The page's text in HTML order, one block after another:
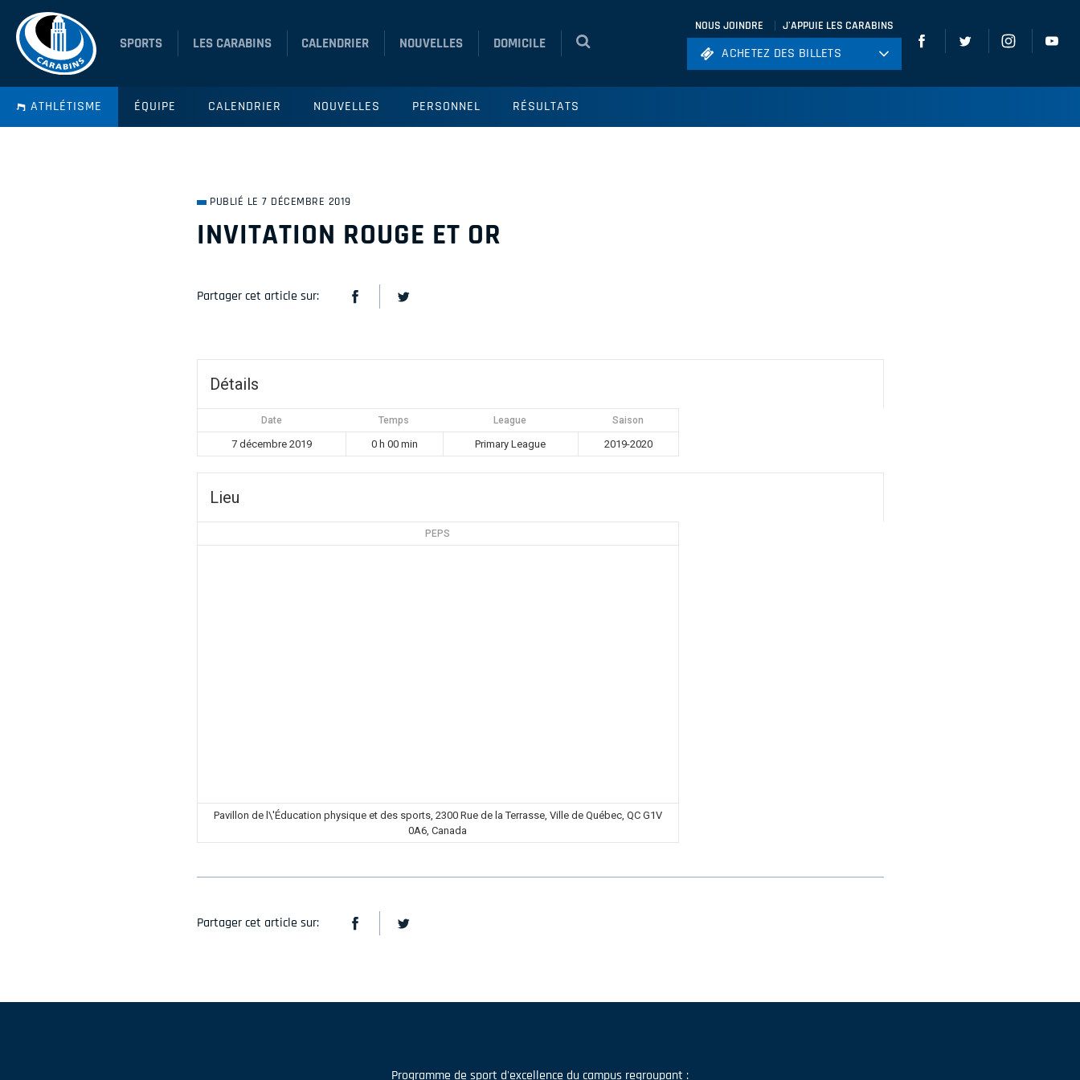
SPORTS LES CARABINS CALENDRIER NOUVELLES DOMICILE
NOUS JOINDRE J'APPUIE LES CARABINS
ACHETEZ DES BILLETS
ACHETEZ DES BILLETS
ATHLÉTISME ÉQUIPE CALENDRIER NOUVELLES PERSONNEL RÉSULTATS
PUBLIÉ LE 7 DÉCEMBRE 2019
INVITATION ROUGE ET OR
Partager cet article sur:
Détails
Date Temps League Saison
7 décembre 2019 0 h 00 min Primary League 2019-2020
Lieu
PEPS
Pavillon de l\'Éducation physique et des sports, 2300 Rue de la Terrasse, Ville de Québec, QC G1V
0A6, Canada
Partager cet article sur:
Programme de sport d'excellence du campus regroupant :